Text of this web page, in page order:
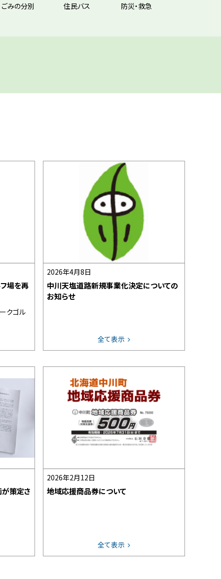
ごみの分別 住民バス 防災・救急
場を再
クゴル
2026年4月8日
中川天塩道路新規事業化決定についての
お知らせ
全て表示
策定さ
2026年2月12日
地域応援商品券について
全て表示